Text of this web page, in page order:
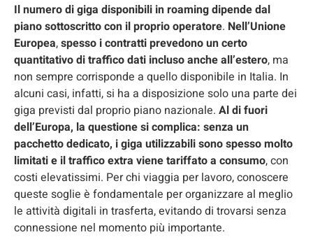
Il numero di giga disponibili in roaming dipende dal
piano sottoscritto con il proprio operatore. Nell’Unione
Europea,spesso i contratti prevedono un certo
quantitativo di traffico dati incluso anche all’estero, ma
non sempre corrisponde a quello disponibile in Italia. In
alcuni casi, infatti, si ha a disposizione solo una parte dei
giga previsti dal proprio piano nazionale. Al di fuori
dell’Europa, la questione si complica: senza un
pacchetto dedicato, i giga utilizzabili sono spesso molto
limitati e il traffico extra viene tariffato a consumo, con
costi elevatissimi. Per chi viaggia per lavoro, conoscere
queste soglie è fondamentale per organizzare al meglio
le attività digitali in trasferta, evitando di trovarsi senza
connessione nel momento più importante.